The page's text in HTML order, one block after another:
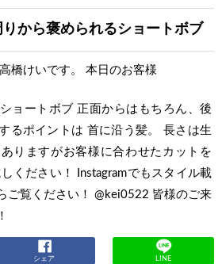
から褒められるショートボブ
橋けいです。 本日のお客様
ョートボブ 正面からはもちろん、後
るポイントは 首に沿う髪。 長さは生
りますがお客様に合わせたカットを
ください！ Instagramでもスタイル載
ご覧ください！ @kei0522 皆様のご来
シェア LINE